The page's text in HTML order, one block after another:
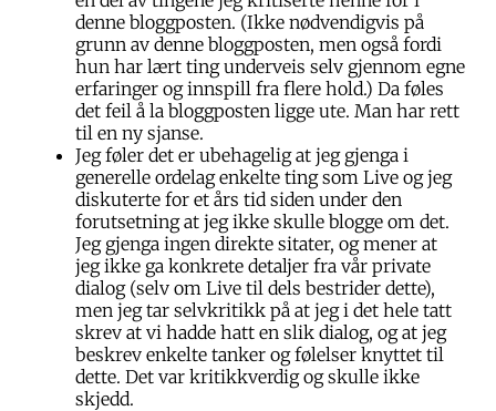
denne bloggposten. (Ikke nødvendigvis på
grunn av denne bloggposten, men også fordi
hun har lært ting underveis selv gjennom egne
erfaringer og innspill fra flere hold.) Da føles
det feil å la bloggposten ligge ute. Man har rett
til en ny sjanse.
Jeg føler det er ubehagelig at jeg gjenga i
generelle ordelag enkelte ting som Live og jeg
diskuterte for et års tid siden under den
forutsetning at jeg ikke skulle blogge om det.
Jeg gjenga ingen direkte sitater, og mener at
jeg ikke ga konkrete detaljer fra vår private
dialog (selv om Live til dels bestrider dette),
men jeg tar selvkritikk på at jeg i det hele tatt
skrev at vi hadde hatt en slik dialog, og at jeg
beskrev enkelte tanker og følelser knyttet til
dette. Det var kritikkverdig og skulle ikke
skjedd.